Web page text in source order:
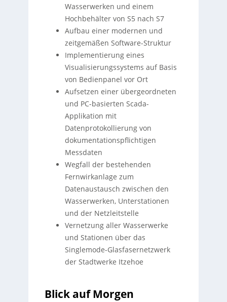
Wasserwerken und einem
Hochbehälter von S5 nach S7
Aufbau einer modernen und
zeitgemäßen Software-Struktur
Implementierung eines
Visualisierungssystems auf Basis
von Bedienpanel vor Ort
Aufsetzen einer übergeordneten
und PC-basierten Scada-
Applikation mit
Datenprotokollierung von
dokumentationspflichtigen
Messdaten
Wegfall der bestehenden
Fernwirkanlage zum
Datenaustausch zwischen den
Wasserwerken, Unterstationen
und der Netzleitstelle
Vernetzung aller Wasserwerke
und Stationen über das
Singlemode-Glasfasernetzwerk
der Stadtwerke Itzehoe
Blick auf Morgen